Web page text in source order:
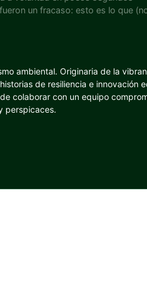
un fracaso: esto es lo que
ambiental. Originaria de la
de resiliencia e innovación
colaborar con un equipo
perspicaces.